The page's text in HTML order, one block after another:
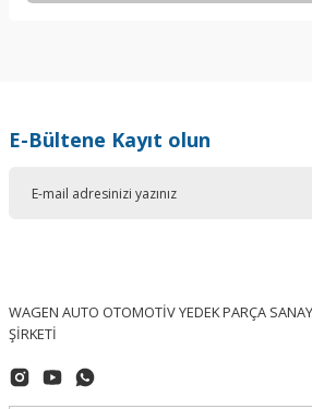
E-Bültene Kayıt olun
WAGEN AUTO OTOMOTİV YEDEK PARÇA
ŞİRKETİ